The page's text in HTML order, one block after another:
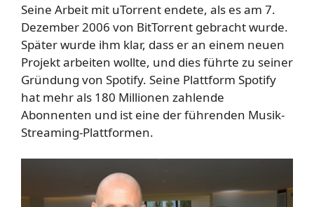
Seine Arbeit mit uTorrent endete, als es am 7.
Dezember 2006 von BitTorrent gebracht wurde.
Später wurde ihm klar, dass er an einem neuen
Projekt arbeiten wollte, und dies führte zu seiner
Gründung von Spotify. Seine Plattform Spotify
hat mehr als 180 Millionen zahlende
Abonnenten und ist eine der führenden Musik-
Streaming-Plattformen.